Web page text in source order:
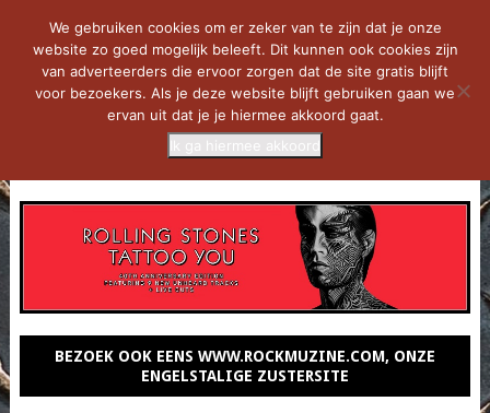
BEZOEK OOK EENS WWW.ROCKMUZINE.COM, ONZE
ENGELSTALIGE ZUSTERSITE
We gebruiken cookies om er zeker van te zijn dat je onze
website zo goed mogelijk beleeft. Dit kunnen ook cookies zijn
van adverteerders die ervoor zorgen dat de site gratis blijft
voor bezoekers. Als je deze website blijft gebruiken gaan we
ervan uit dat je je hiermee akkoord gaat.
Ik ga hiermee akkoord